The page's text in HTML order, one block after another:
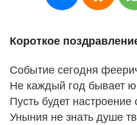
Короткое
Событие сегодня
Не каждый год бывает
Пусть будет настроение
Уныния не знать душе